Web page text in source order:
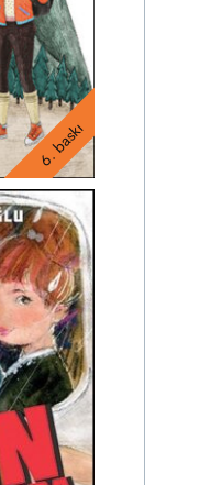
6. baskı